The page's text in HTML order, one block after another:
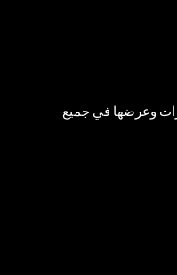
وعرضها في جميع